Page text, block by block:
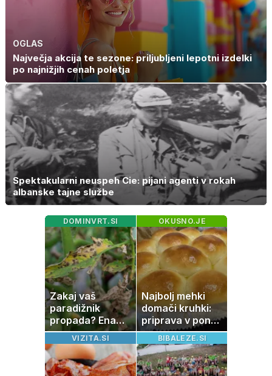
OGLAS
Največja akcija te sezone: priljubljeni lepotni izdelki
po najnižjih cenah poletja
Spektakularni neuspeh Cie: pijani agenti v rokah
albanske tajne službe
DOMINVRT.SI
Zakaj vaš
paradižnik
propada? Ena
napaka lahko
uniči rastline –
tako jih rešite
OKUSNO.JE
Najbolj mehki
domači kruhki:
priprava v ponvi
je trik za popoln
rezultat
VIZITA.SI BIBALEZE.SI